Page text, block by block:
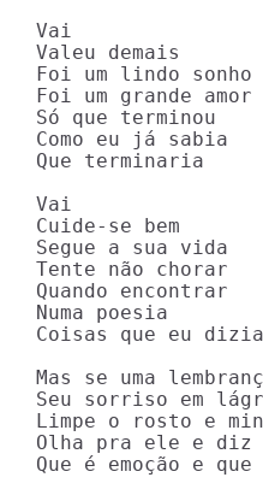
Vai
Valeu demais
Foi um lindo sonho
Foi um grande amor
Só que terminou
Como eu já sabia
Que terminaria
Vai
Cuide-se bem
Segue a sua vida
Tente não chorar
Quando encontrar
Numa poesia
Coisas que eu dizia
Mas se uma
Seu sorriso em
Limpe o rosto e
Olha pra ele e diz
Que é emoção e